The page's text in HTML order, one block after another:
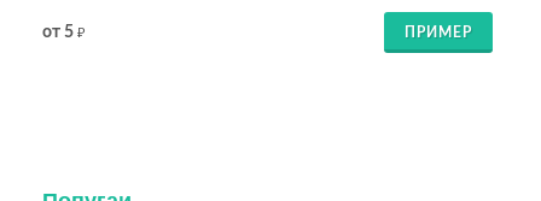
от 5 ₽ ПРИМЕР